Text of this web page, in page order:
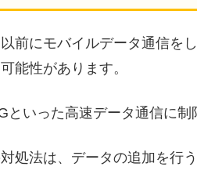
前にモバイルデータ通信を
能性があります。
といった高速データ通信に
処法は、データの追加を行